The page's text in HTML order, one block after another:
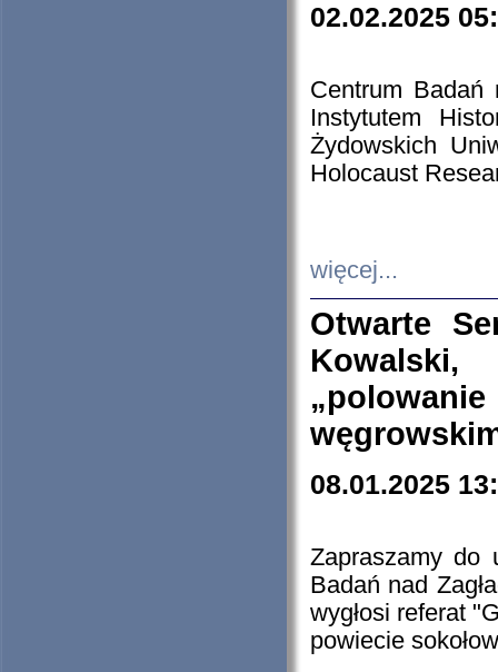
02.02.2025
Centrum Badań
Instytutem
Żydowskich
Holocaust
więcej...
Otwarte
08.01.2025
Zapraszamy do
Badań nad
wygłosi referat
powiecie